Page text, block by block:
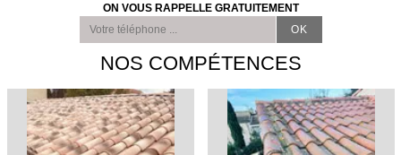
ON VOUS RAPPELLE GRATUITEMENT
NOS COMPÉTENCES